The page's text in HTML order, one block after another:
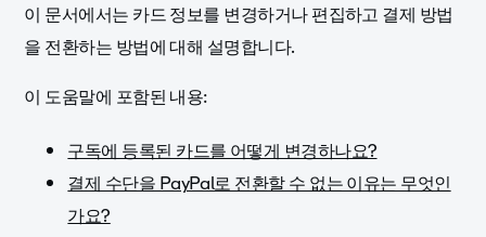
이 문서에서는 카드 정보를 변경하거나 편집하고 결제 방법
을 전환하는 방법에 대해 설명합니다.
이 도움말에 포함된 내용:
구독에 등록된 카드를 어떻게 변경하나요?
결제 수단을 PayPal로 전환할 수 없는 이유는 무엇인
가요?